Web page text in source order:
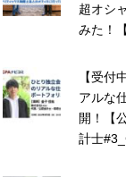
超オシ
みた！
【受付
アルな
開！【
計士